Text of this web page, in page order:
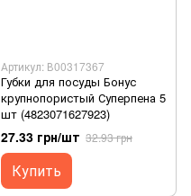
Артикул: В00317367
Губки для посуды Бонус
крупнопористый Суперпена 5
шт (4823071627923)
27.33 грн/шт 32.93 грн
Купить